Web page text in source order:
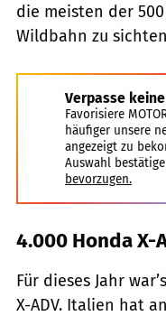
die meisten der
Wildbahn zu
Verpasse
Favorisiere
häufiger unsere
angezeigt zu
Auswahl
bevorzugen.
4.000 Honda X-
Für dieses Jahr
X-ADV. Italien hat